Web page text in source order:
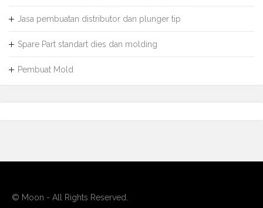
Jasa pembuatan distributor dan plunger tip
Spare Part standart dies dan molding
Pembuat Mold
© Moon - All Rights Reserved.